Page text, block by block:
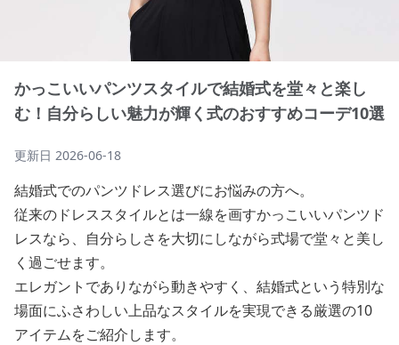
かっこいいパンツスタイルで結婚式を堂々と楽し
む！自分らしい魅力が輝く式のおすすめコーデ10選
更新日 2026-06-18
結婚式でのパンツドレス選びにお悩みの方へ。
従来のドレススタイルとは一線を画すかっこいいパンツド
レスなら、自分らしさを大切にしながら式場で堂々と美し
く過ごせます。
エレガントでありながら動きやすく、結婚式という特別な
場面にふさわしい上品なスタイルを実現できる厳選の10
アイテムをご紹介します。